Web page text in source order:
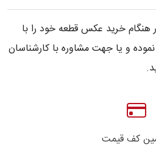
هنگام خرید عکس قطعه خود را با
و یا جهت مشاوره با کارشناسان
کف قیمت